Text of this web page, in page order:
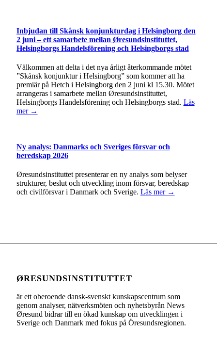
Inbjudan till Skånsk konjunkturdag i Helsingborg den
2 juni – ett samarbete mellan Øresundsinstituttet,
Helsingborgs Handelsförening och Helsingborgs stad
Välkommen att delta i det nya årligt återkommande mötet
”Skånsk konjunktur i Helsingborg” som kommer att ha
premiär på Hetch i Helsingborg den 2 juni kl 15.30. Mötet
arrangeras i samarbete mellan Øresundsinstituttet,
Helsingborgs Handelsförening och Helsingborgs stad. Läs
mer →
Ny analys: Danmarks och Sveriges försvar och
beredskap 2026
Øresundsinstituttet presenterar en ny analys som belyser
strukturer, beslut och utveckling inom försvar, beredskap
och civilförsvar i Danmark och Sverige. Läs mer →
ØRESUNDSINSTITUTTET
är ett oberoende dansk-svenskt kunskapscentrum som
genom analyser, nätverksmöten och nyhetsbyrån News
Øresund bidrar till en ökad kunskap om utvecklingen i
Sverige och Danmark med fokus på Öresundsregionen.